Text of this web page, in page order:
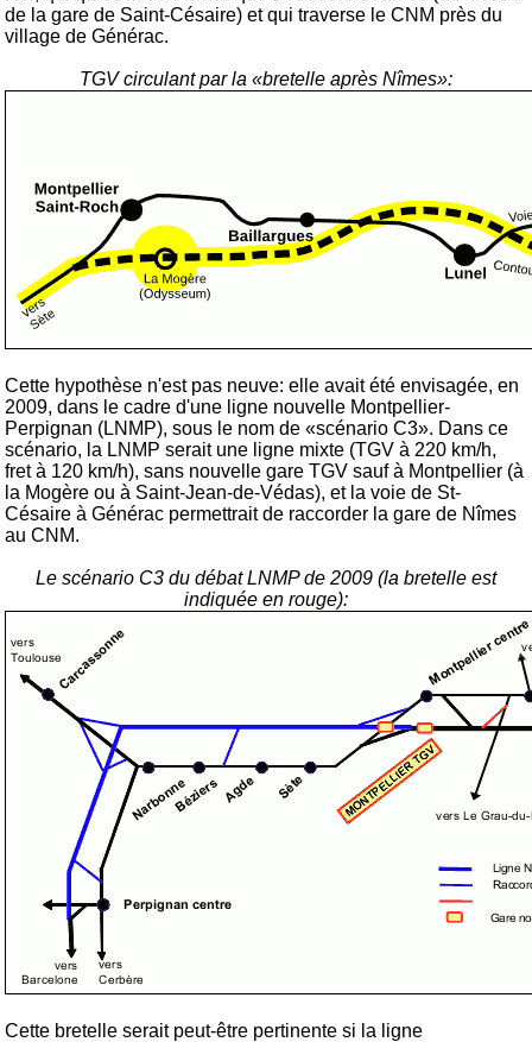
de la gare de Saint-Césaire) et qui traverse le CNM près du
village de Générac.
TGV circulant par la «bretelle après Nîmes»:
Cette hypothèse n'est pas neuve: elle avait été envisagée, en
2009, dans le cadre d'une ligne nouvelle Montpellier-
Perpignan (LNMP), sous le nom de «scénario C3». Dans ce
scénario, la LNMP serait une ligne mixte (TGV à 220 km/h,
fret à 120 km/h), sans nouvelle gare TGV sauf à Montpellier (à
la Mogère ou à Saint-Jean-de-Védas), et la voie de St-
Césaire à Générac permettrait de raccorder la gare de Nîmes
au CNM.
Le scénario C3 du débat LNMP de 2009 (la bretelle est
indiquée en rouge):
Cette bretelle serait peut-être pertinente si la ligne